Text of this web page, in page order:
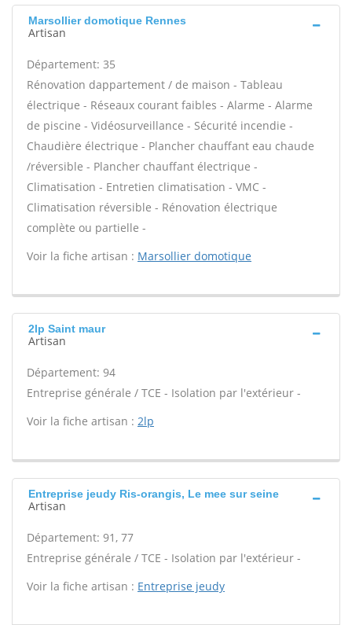
Marsollier domotique Rennes
Artisan
Département: 35
Rénovation dappartement / de maison - Tableau
électrique - Réseaux courant faibles - Alarme - Alarme
de piscine - Vidéosurveillance - Sécurité incendie -
Chaudière électrique - Plancher chauffant eau chaude
/réversible - Plancher chauffant électrique -
Climatisation - Entretien climatisation - VMC -
Climatisation réversible - Rénovation électrique
complète ou partielle -
Voir la fiche artisan : Marsollier domotique
2lp Saint maur
Artisan
Département: 94
Entreprise générale / TCE - Isolation par l'extérieur -
Voir la fiche artisan : 2lp
Entreprise jeudy Ris-orangis, Le mee sur seine
Artisan
Département: 91, 77
Entreprise générale / TCE - Isolation par l'extérieur -
Voir la fiche artisan : Entreprise jeudy